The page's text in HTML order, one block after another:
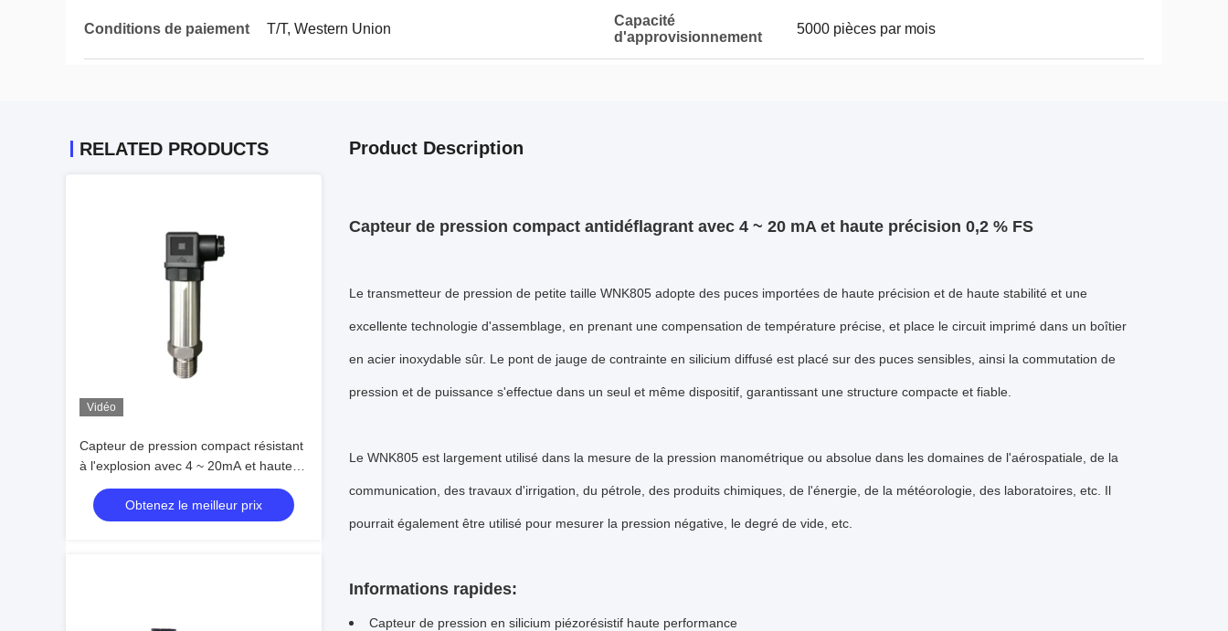
Conditions de paiement T/T, Western Union
Capacité
d'approvisionnement
5000 pièces par mois
RELATED PRODUCTS
Vidéo
Capteur de pression compact résistant
à l'explosion avec 4 ~ 20mA et haute
précision 0,2%FS
Obtenez le meilleur prix
Product Description
Capteur de pression compact antidéflagrant avec 4 ~ 20 mA et haute précision 0,2 % FS
Le transmetteur de pression de petite taille WNK805 adopte des puces importées de haute précision et de haute stabilité et une
excellente technologie d'assemblage, en prenant une compensation de température précise, et place le circuit imprimé dans un boîtier
en acier inoxydable sûr. Le pont de jauge de contrainte en silicium diffusé est placé sur des puces sensibles, ainsi la commutation de
pression et de puissance s'effectue dans un seul et même dispositif, garantissant une structure compacte et fiable.
Le WNK805 est largement utilisé dans la mesure de la pression manométrique ou absolue dans les domaines de l'aérospatiale, de la
communication, des travaux d'irrigation, du pétrole, des produits chimiques, de l'énergie, de la météorologie, des laboratoires, etc. Il
pourrait également être utilisé pour mesurer la pression négative, le degré de vide, etc.
Informations rapides:
Capteur de pression en silicium piézorésistif haute performance